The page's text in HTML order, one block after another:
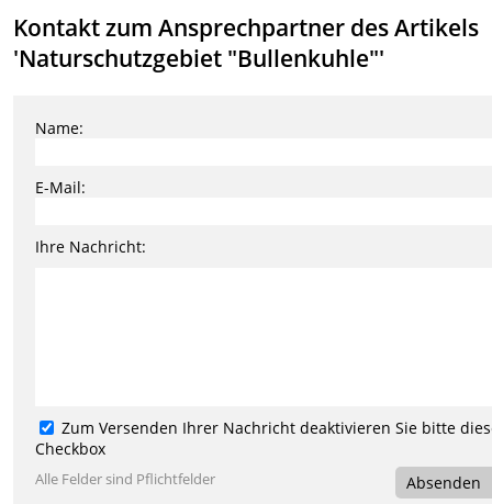
Kontakt zum Ansprechpartner des Artikels
'Naturschutzgebiet "Bullenkuhle"'
Name:
E-Mail:
Ihre Nachricht:
Zum Versenden Ihrer Nachricht deaktivieren Sie bitte
Checkbox
Alle Felder sind Pflichtfelder Absenden